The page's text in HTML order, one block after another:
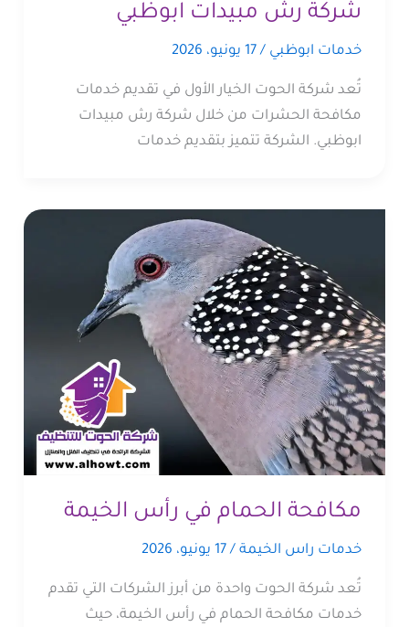
شركة رش مبيدات ابوظبي
خدمات ابوظبي /17 يونيو، 2026
تُعد شركة الحوت الخيار الأول في تقديم خدمات
مكافحة الحشرات من خلال شركة رش مبيدات
ابوظبي. الشركة تتميز بتقديم خدمات
مكافحة الحمام في رأس الخيمة
خدمات راس الخيمة/17 يونيو، 2026
تُعد شركة الحوت واحدة من أبرز الشركات التي تقدم
خدمات مكافحة الحمام في رأس الخيمة، حيث